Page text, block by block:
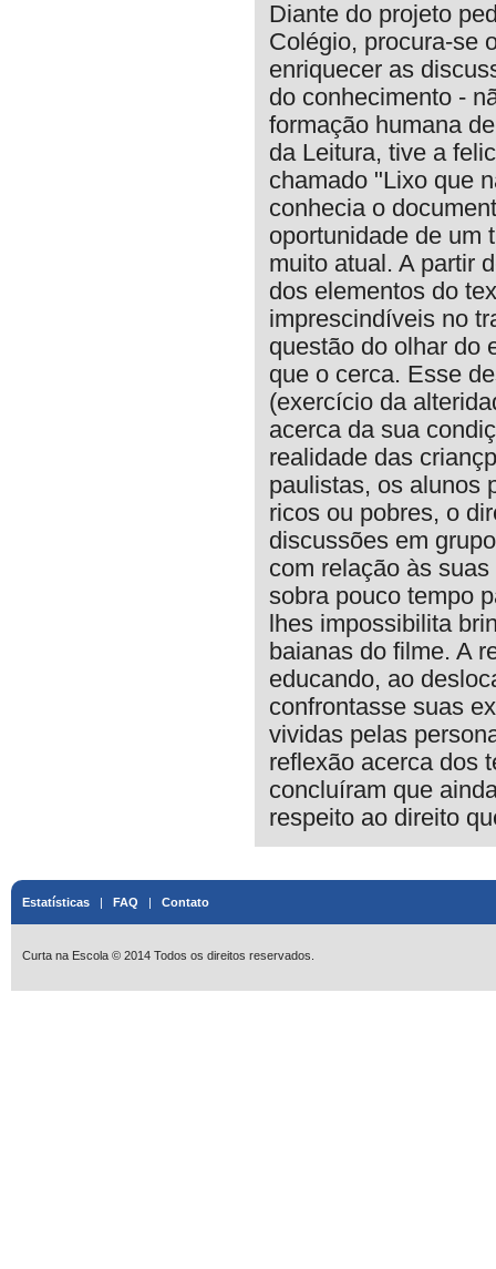
Diante do projeto
Colégio, procura-se
enriquecer as
do conhecimento -
formação humana
da Leitura, tive a
chamado "Lixo que
conhecia o
oportunidade de um
muito atual. A partir
dos elementos do
imprescindíveis no
questão do olhar do
que o cerca. Esse
(exercício da
acerca da sua
realidade das
paulistas, os alunos
ricos ou pobres, o
discussões em
com relação às
sobra pouco tempo
lhes impossibilita
baianas do filme. A
educando, ao
confrontasse suas
vividas pelas
reflexão acerca dos
concluíram que
respeito ao direito
Estatísticas | FAQ | Contato
Curta na Escola © 2014 Todos os direitos reservados.